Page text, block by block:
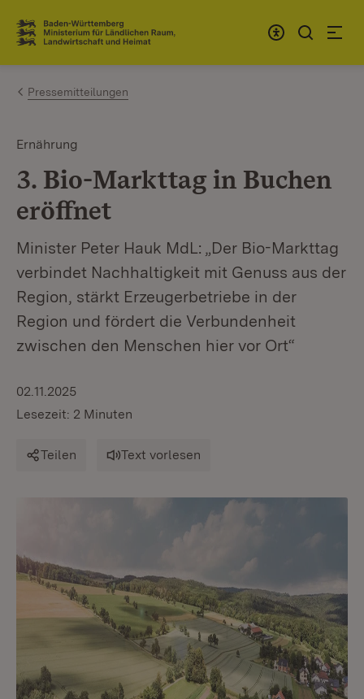
Zum Inhalt springen
Link zur Startseite
Pressemitteilungen
Ernährung
3. Bio-Markttag in Buchen
eröffnet
Minister Peter Hauk MdL: „Der Bio-Markttag
verbindet Nachhaltigkeit mit Genuss aus der
Region, stärkt Erzeugerbetriebe in der
Region und fördert die Verbundenheit
zwischen den Menschen hier vor Ort“
02.11.2025
Lesezeit: 2 Minuten
Teilen Text vorlesen